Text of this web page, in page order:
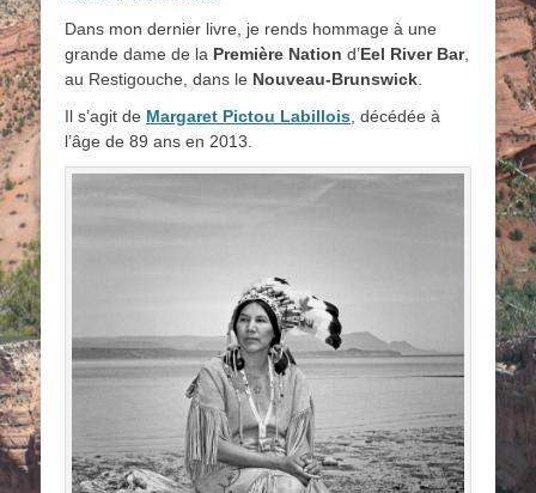
Dans mon dernier livre, je rends hommage à une
grande dame de la Première Nation d’Eel River Bar,
au Restigouche, dans le Nouveau-Brunswick.
Il s’agit de Margaret Pictou Labillois, décédée à
l’âge de 89 ans en 2013.